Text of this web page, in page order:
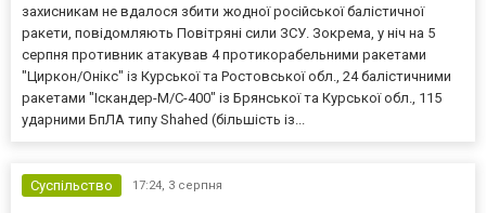
захисникам не вдалося збити жодної російської балістичної
ракети, повідомляють Повітряні сили ЗСУ. Зокрема, у ніч на 5
серпня противник атакував 4 протикорабельними ракетами
"Циркон/Онікс" із Курської та Ростовської обл., 24 балістичними
ракетами "Іскандер-М/С-400" із Брянської та Курської обл., 115
ударними БпЛА типу Shahed (більшість із...
Суспільство 17:24, 3 серпня